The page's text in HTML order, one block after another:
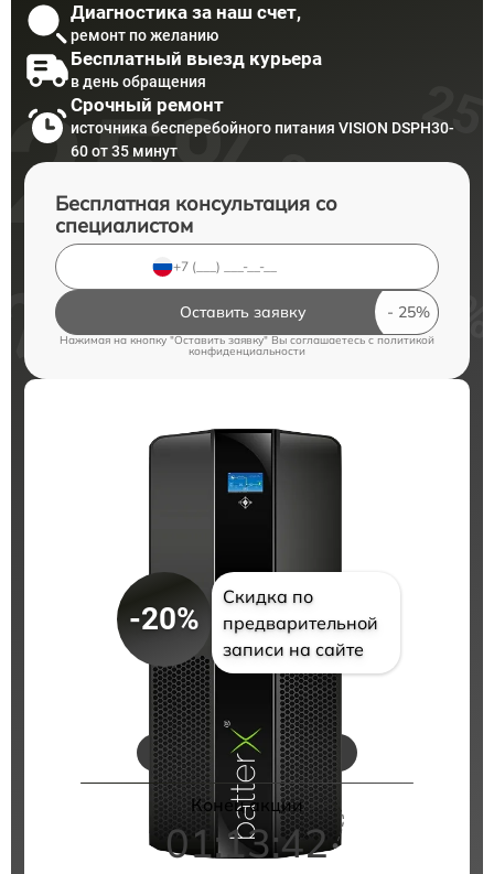
Диагностика за наш счет,
ремонт по желанию
Бесплатный выезд курьера
в день обращения
Срочный ремонт
источника бесперебойного питания VISION DSPH30-
60 от 35 минут
Бесплатная консультация со
специалистом
Оставить заявку
Нажимая на кнопку "Оставить заявку" Вы соглашаетесь cполитикой
конфиденциальности
-20%
Скидка по
предварительной
записи на сайте
Цены на ремонт
Конец акции
01:13:41